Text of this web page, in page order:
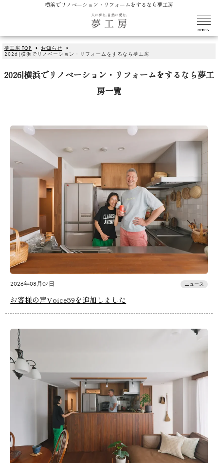
横浜でリノベーション・リフォームをするなら夢工房
夢工房 TOP
お知らせ
2026|横浜でリノベーション・リフォームをするなら夢工房
2026|横浜でリノベーション・リフォームをするなら夢工
房一覧
2026年08月07日 ニュース
お客様の声Voice59を追加しました